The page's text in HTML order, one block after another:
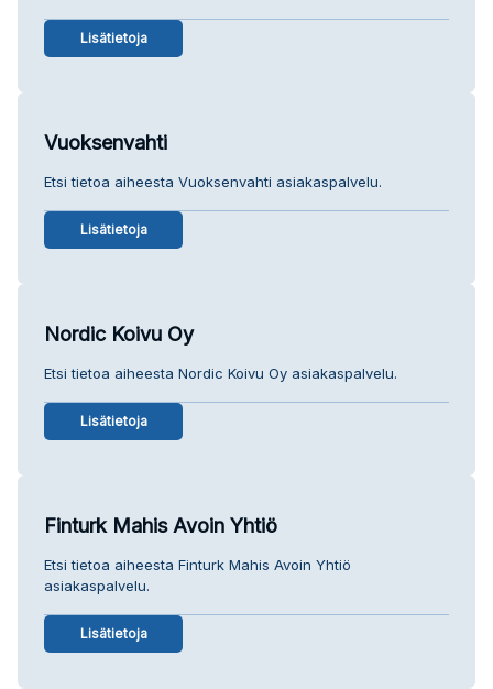
Lisätietoja
Vuoksenvahti
Etsi tietoa aiheesta Vuoksenvahti asiakaspalvelu.
Lisätietoja
Nordic Koivu Oy
Etsi tietoa aiheesta Nordic Koivu Oy asiakaspalvelu.
Lisätietoja
Finturk Mahis Avoin Yhtiö
Etsi tietoa aiheesta Finturk Mahis Avoin Yhtiö
asiakaspalvelu.
Lisätietoja